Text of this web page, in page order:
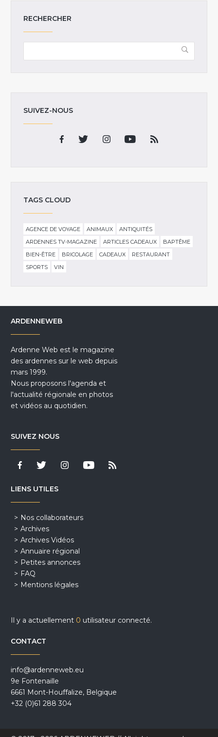
RECHERCHER
SUIVEZ-NOUS
TAGS CLOUD
AGENCE DE VOYAGE ANIMAUX
ANTIQUITÉS
ARDENNES TV-MAGAZINE
ARTICLES CADEAUX
BAPTÊME
BIEN-ÊTRE
BRICOLAGE CADEAUX
RESTAURANT
SPORTS
VIN
ARDENNEWEB
Ardenne Web est le magazine
des ardennes sur le web depuis
mars 1999.
Nous proposons l'agenda et
l'actualité régionale en photos
et vidéos au quotidien.
SUIVEZ NOUS
LIENS UTILES
Nos collaborateurs
Archives
Archives Vidéos
Annuaire régional
Petites annonces
FAQ
Mentions légales
Il y a actuellement 0 utilisateur connecté.
CONTACT
info@ardenneweb.eu
9e Fontenaille
6661 Mont-Houffalize, Belgique
+32 (0)61 288 304